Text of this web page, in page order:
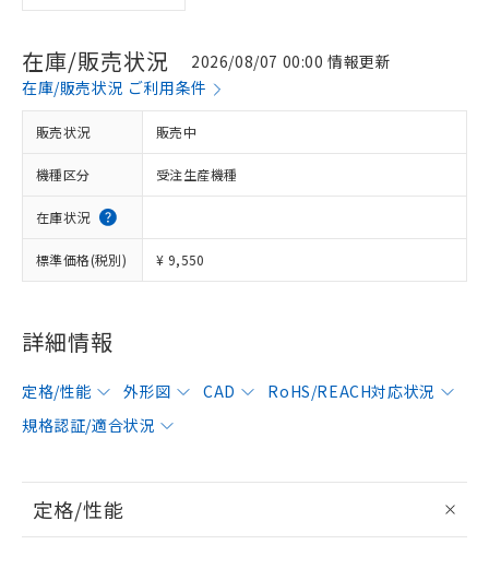
在庫/販売状況
2026/08/07 00:00 情報更新
在庫/販売状況 ご利用条件
販売状況 販売中
機種区分 受注生産機種
在庫状況
標準価格(税別) ¥ 9,550
詳細情報
定格/性能 外形図 CAD
RoHS/REACH対応状況
規格認証/適合状況
定格/性能